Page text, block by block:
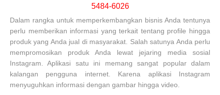
5484-6026
Dalam rangka untuk memperkembangkan bisnis Anda tentunya
perlu memberikan informasi yang terkait tentang profile hingga
produk yang Anda jual di masyarakat. Salah satunya Anda perlu
mempromosikan produk Anda lewat jejaring media sosial
Instagram. Aplikasi satu ini memang sangat popular dalam
kalangan pengguna internet. Karena aplikasi Instagram
menyuguhkan informasi dengan gambar hingga video.